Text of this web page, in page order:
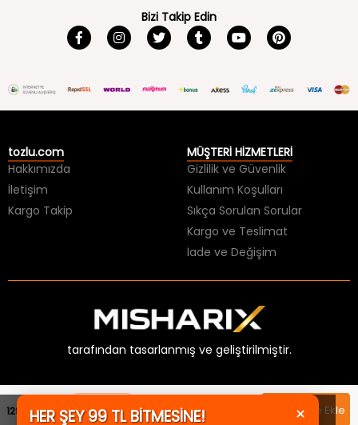
1299,99 TL
1.169,99 TL
Sepete Ekle
Bizi Takip Edin
tozlu.com
Hakkımızda
İletişim
Kargo Takip
MÜŞTERİ HİZMETLERİ
Gizlilik ve Güvenlik
Kullanım Koşulları
Sıkça Sorulan Sorular
Kargo ve Teslimat
İade ve Değişim
tarafından tasarlanmış ve geliştirilmiştir.
×
HER ŞEY 99 TL BİTMESİNE!